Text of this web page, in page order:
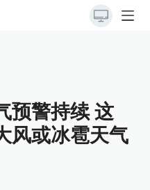
预警持续 这
风或冰雹天气